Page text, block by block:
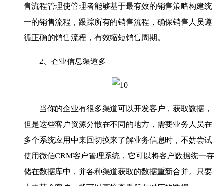
售流程管理使管理者能够基于最有效的销售策略构建统
一的销售流程，跟踪所有的销售流程，确保销售人员遵
循正确的销售流程，有效缩短销售周期。
2、企业信息渠道多
当你的企业有很多渠道可以开发客户，获取数据，
但是这些客户资源分散在不同的地方，需要业务人员在
多个系统应用中来回切换来了解业务信息时，不妨尝试
使用微信CRM客户管理系统，它可以将客户数据统一存
储在数据库中，并各种渠道获取的数据重新合并。只要